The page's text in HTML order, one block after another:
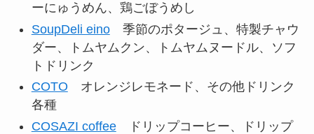
ーにゅうめん、鶏ごぼうめし
SoupDeli eino季節のポタージュ、特製チャウ
ダー、トムヤムクン、トムヤムヌードル、ソフ
トドリンク
COTO オレンジレモネード、その他ドリンク
各種
COSAZI coffeeドリップコーヒー、ドリップ